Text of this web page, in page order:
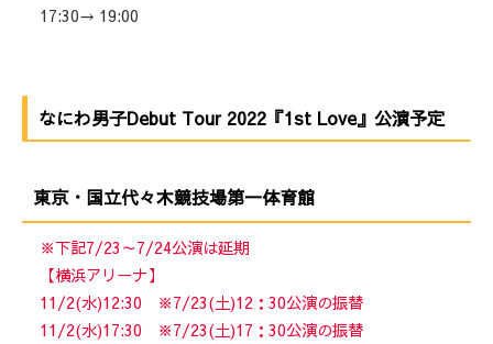
17:30→ 19:00
なにわ男子Debut Tour 2022『1st Love』公演予定
東京・国立代々木競技場第一体育館
※下記7/23～7/24公演は延期
【横浜アリーナ】
11/2(水)12:30 ※7/23(土)12：30公演の振替
11/2(水)17:30 ※7/23(土)17：30公演の振替